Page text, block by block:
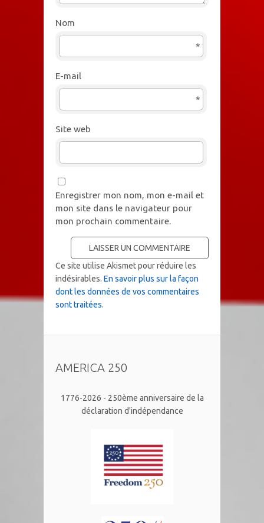
Nom
*
E-mail
*
Site web
Enregistrer mon nom, mon e-mail et
mon site dans le navigateur pour
mon prochain commentaire.
Ce site utilise Akismet pour réduire les
indésirables. En savoir plus sur la façon
dont les données de vos commentaires
sont traitées.
AMERICA 250
1776-2026 - 250ème anniversaire de la
déclaration d'indépendance